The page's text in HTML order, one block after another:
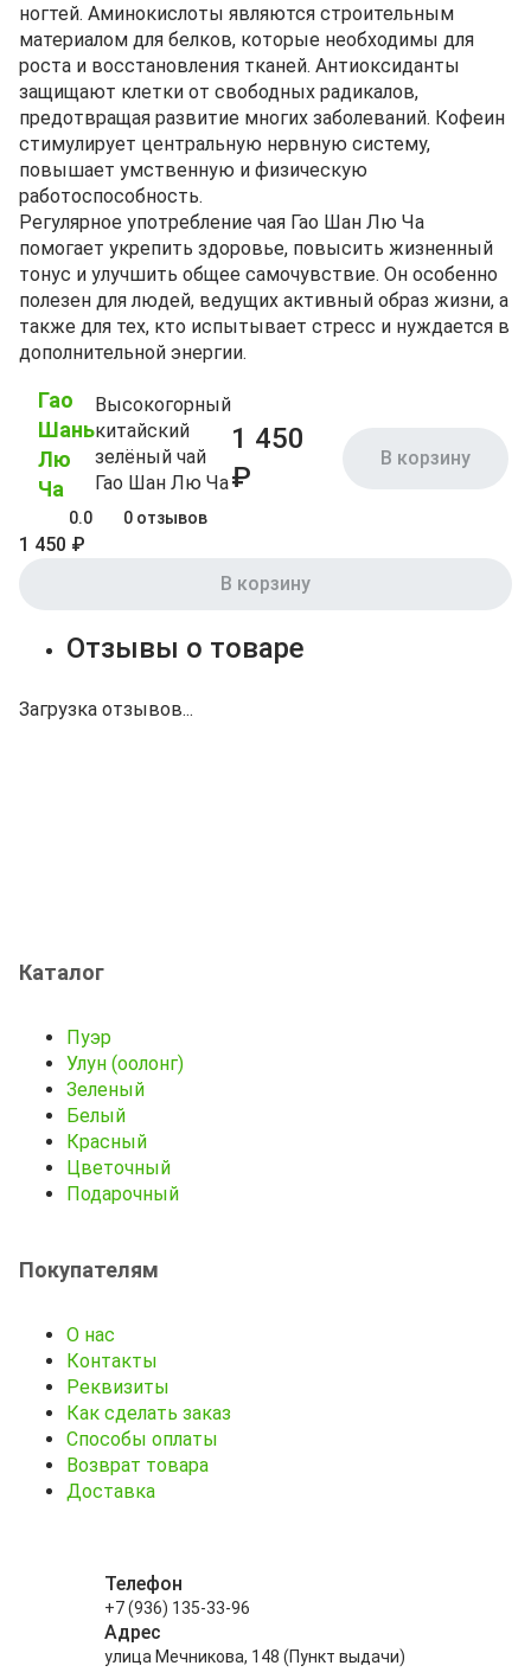
ногтей. Аминокислоты являются строительным
материалом для белков, которые необходимы для
роста и восстановления тканей. Антиоксиданты
защищают клетки от свободных радикалов,
предотвращая развитие многих заболеваний. Кофеин
стимулирует центральную нервную систему,
повышает умственную и физическую
работоспособность.
Регулярное употребление чая Гао Шан Лю Ча
помогает укрепить здоровье, повысить жизненный
тонус и улучшить общее самочувствие. Он особенно
полезен для людей, ведущих активный образ жизни, а
также для тех, кто испытывает стресс и нуждается в
дополнительной энергии.
Гао
Шань
Лю
Ча
Высокогорный
китайский
зелёный чай
Гао Шан Лю Ча
0.0 0 отзывов
1 450
₽
В корзину
1 450 ₽
В корзину
Отзывы о товаре
Загрузка отзывов...
Каталог
Пуэр
Улун (оолонг)
Зеленый
Белый
Красный
Цветочный
Подарочный
Покупателям
О нас
Контакты
Реквизиты
Как сделать заказ
Способы оплаты
Возврат товара
Доставка
Телефон
+7 (936) 135-33-96
Адрес
улица Мечникова, 148 (Пункт выдачи)